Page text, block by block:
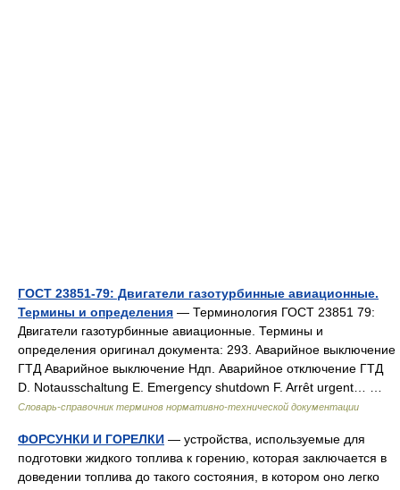
ГОСТ 23851-79: Двигатели газотурбинные авиационные.
Термины и определения — Терминология ГОСТ 23851 79:
Двигатели газотурбинные авиационные. Термины и
определения оригинал документа: 293. Аварийное выключение
ГТД Аварийное выключение Ндп. Аварийное отключение ГТД
D. Notausschaltung Е. Emergency shutdown F. Arrêt urgent… …
Словарь-справочник терминов нормативно-технической документации
ФОРСУНКИ И ГОРЕЛКИ — устройства, используемые для
подготовки жидкого топлива к горению, которая заключается в
доведении топлива до такого состояния, в котором оно легко